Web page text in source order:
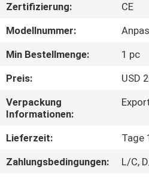
FABRIK-
AUSFLUG
TRETEN
SIE
MIT
Zertifizierung:
CE
Modellnummer:
Min Bestellmenge:
1 pc
Preis:
USD
Verpackung
Informationen:
Lieferzeit:
Tage
Zahlungsbedingungen:
L/C,